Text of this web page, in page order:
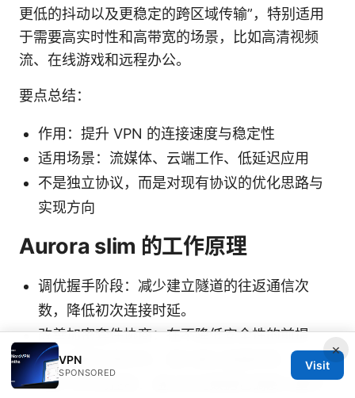
更低的抖动以及更稳定的跨区域传输”，特别适用
于需要高实时性和高带宽的场景，比如高清视频
流、在线游戏和远程办公。
要点总结：
作用：提升 VPN 的连接速度与稳定性
适用场景：流媒体、云端工作、低延迟应用
不是独立协议，而是对现有协议的优化思路与
实现方向
Aurora slim 的工作原理
调优握手阶段：减少建立隧道的往返通信次
数，降低初次连接时延。
改善加密套件协商：在不降低安全性的前提
下，缩短协商时间，提升建立连接效率。
同步与抖动控制：通过优化数据包调度与重传
×
VPN
SPONSORED
Visit